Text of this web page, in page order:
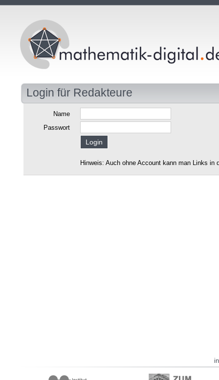
Login für Redakteure
Name
Passwort
Hinweis: Auch ohne Account kann man Links in